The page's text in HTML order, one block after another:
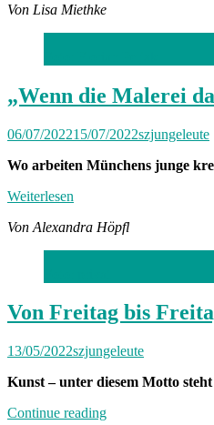
Von Lisa Miethke
„Wenn die Malerei
06/07/202215/07/2022szjungeleute
Wo arbeiten Münchens junge
Weiterlesen
Von Alexandra Höpfl
Von Freitag bis
13/05/2022szjungeleute
Kunst – unter diesem Motto
Continue reading„Von